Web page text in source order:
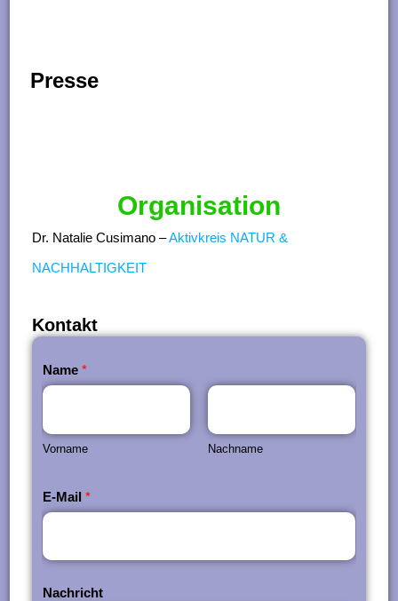
Presse
Organisation
Dr. Natalie Cusimano –Aktivkreis NATUR &
NACHHALTIGKEIT
Kontakt
Name*
Vorname Nachname
E-Mail*
Nachricht